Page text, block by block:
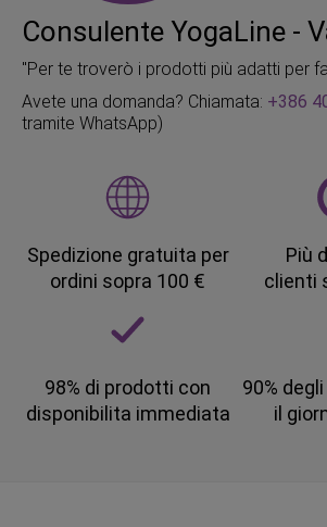
Consulente YogaLine -
"Per te troverò i prodotti più adatti per
Avete una domanda? Chiamata: +386
tramite WhatsApp)
Spedizione gratuita per
ordini sopra 100 €
Più
clienti
98% di prodotti con
disponibilita immediata
90%
il